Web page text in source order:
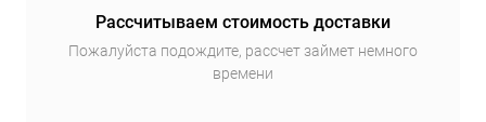
Рассчитываем стоимость доставки
Пожалуйста подождите, рассчет займет немного
времени